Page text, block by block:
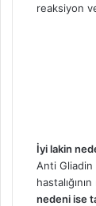
reaksiyon
İyi lakin
Anti Gliadin
nedeni ise